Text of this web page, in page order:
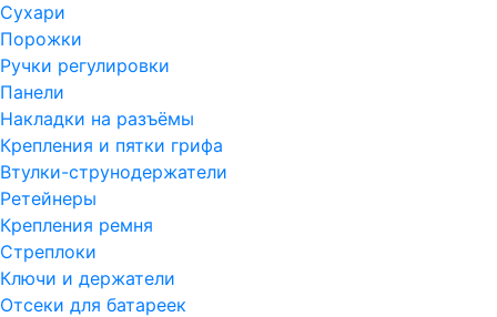
Сухари
Порожки
Ручки регулировки
Панели
Накладки на разъёмы
Крепления и пятки грифа
Втулки-струнодержатели
Ретейнеры
Крепления ремня
Стреплоки
Ключи и держатели
Отсеки для батареек